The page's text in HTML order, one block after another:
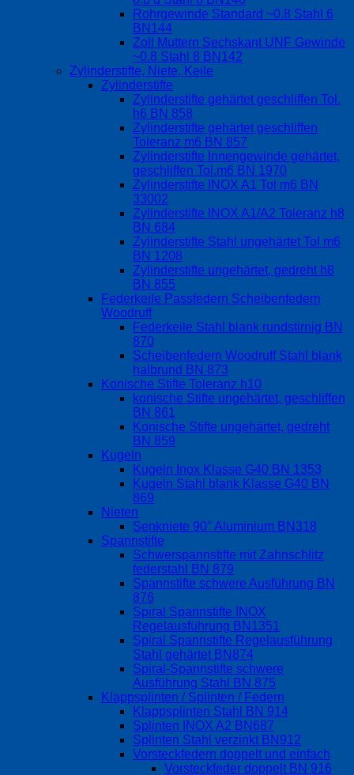
Rohrgewinde Standard ~0.8 Stahl 6
BN144
Zoll Muttern Sechskant UNF Gewinde
~0.8 Stahl 8 BN142
Zylinderstifte, Niete, Keile
Zylinderstifte
Zylinderstifte gehärtet geschliffen Tol.
h6 BN 858
Zylinderstifte gehärtet geschliffen
Toleranz m6 BN 857
Zylinderstifte Innengewinde gehärtet,
geschliffen Tol.m6 BN 1970
Zylinderstifte INOX A1 Tol m6 BN
33002
Zylinderstifte INOX A1/A2 Toleranz h8
BN 684
Zylinderstifte Stahl ungehärtet Tol m6
BN 1208
Zylinderstifte ungehärtet, gedreht h8
BN 855
Federkeile Passfedern Scheibenfedern
Woodruff
Federkeile Stahl blank rundstirnig BN
870
Scheibenfedern Woodruff Stahl blank
halbrund BN 873
Konische Stifte Toleranz h10
konische Stifte ungehärtet, geschliffen
BN 861
Konische Stifte ungehärtet, gedreht
BN 859
Kugeln
Kugeln Inox Klasse G40 BN 1353
Kugeln Stahl blank Klasse G40 BN
869
Nieten
Senkniete 90° Aluminium BN318
Spannstifte
Schwerspannstifte mit Zahnschlitz
federstahl BN 879
Spannstifte schwere Ausführung BN
876
Spiral Spannstifte INOX
Regelausführung BN1351
Spiral Spannstifte Regelausführung
Stahl gehärtet BN874
Spiral-Spannstifte schwere
Ausführung Stahl BN 875
Klappsplinten / Splinten / Federn
Klappsplinten Stahl BN 914
Splinten INOX A2 BN687
Splinten Stahl verzinkt BN912
Vorsteckfedern doppelt und einfach
Vorsteckfeder doppelt BN 916